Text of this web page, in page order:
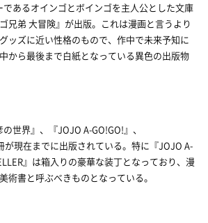
あるオインゴとボインゴを主人公とした文庫
兄弟 大冒険』が出版。これは漫画と言うより
ッズに近い性格のもので、作中で未来予知に
から最後まで白紙となっている異色の出版物
世界』、『JOJO A-GO!GO!』、
が現在までに出版されている。特に『JOJO A-
』は箱入りの豪華な装丁となっており、漫
術書と呼ぶべきものとなっている。